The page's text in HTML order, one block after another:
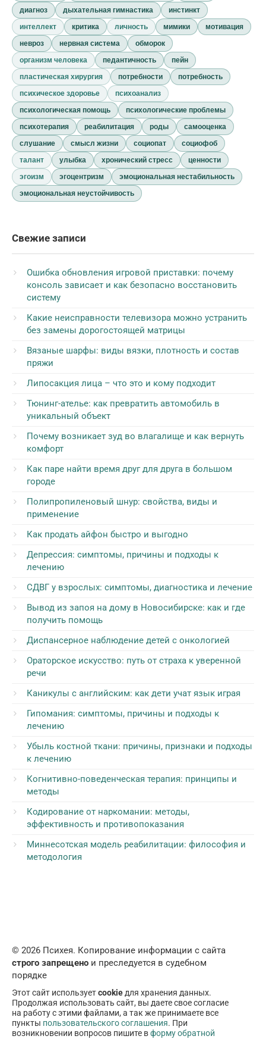
диагноз
дыхательная гимнастика
инстинкт
интеллект
критика личность мимики
мотивация
невроз
нервная система
обморок
организм человека
педантичность
пейн
пластическая хирургия
потребности
потребность
психическое здоровье
психоанализ
психологическая помощь
психологические проблемы
психотерапия
реабилитация роды
самооценка
слушание
смысл жизни социопат
социофоб
талант
улыбка хронический стресс
ценности
эгоизм
эгоцентризм
эмоциональная нестабильность
эмоциональная неустойчивость
Свежие записи
Ошибка обновления игровой приставки: почему
консоль зависает и как безопасно восстановить
систему
Какие неисправности телевизора можно устранить
без замены дорогостоящей матрицы
Вязаные шарфы: виды вязки, плотность и состав
пряжи
Липосакция лица – что это и кому подходит
Тюнинг-ателье: как превратить автомобиль в
уникальный объект
Почему возникает зуд во влагалище и как вернуть
комфорт
Как паре найти время друг для друга в большом
городе
Полипропиленовый шнур: свойства, виды и
применение
Как продать айфон быстро и выгодно
Депрессия: симптомы, причины и подходы к
лечению
СДВГ у взрослых: симптомы, диагностика и лечение
Вывод из запоя на дому в Новосибирске: как и где
получить помощь
Диспансерное наблюдение детей с онкологией
Ораторское искусство: путь от страха к уверенной
речи
Каникулы с английским: как дети учат язык играя
Гипомания: симптомы, причины и подходы к
лечению
Убыль костной ткани: причины, признаки и подходы
к лечению
Когнитивно-поведенческая терапия: принципы и
методы
Кодирование от наркомании: методы,
эффективность и противопоказания
Миннесотская модель реабилитации: философия и
методология
© 2026 Психея. Копирование информации с сайта
строго запрещено и преследуется в судебном
порядке
Этот сайт используетcookie для хранения данных.
Продолжая использовать сайт, вы даете свое согласие
на работу с этими файлами, а так же принимаете все
пункты пользовательского соглашения. При
возникновении вопросов пишите вформу обратной